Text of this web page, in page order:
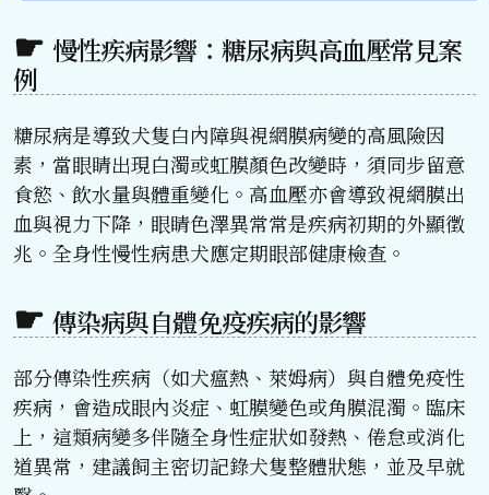
慢性疾病影響：糖尿病與高血壓常見案
例
糖尿病是導致犬隻白內障與視網膜病變的高風險因
素，當眼睛出現白濁或虹膜顏色改變時，須同步留意
食慾、飲水量與體重變化。高血壓亦會導致視網膜出
血與視力下降，眼睛色澤異常常是疾病初期的外顯徵
兆。全身性慢性病患犬應定期眼部健康檢查。
傳染病與自體免疫疾病的影響
部分傳染性疾病（如犬瘟熱、萊姆病）與自體免疫性
疾病，會造成眼內炎症、虹膜變色或角膜混濁。臨床
上，這類病變多伴隨全身性症狀如發熱、倦怠或消化
道異常，建議飼主密切記錄犬隻整體狀態，並及早就